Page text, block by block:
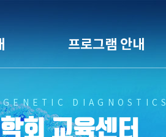
프로그램 안내
DIAGNOSTICS
회 교육센터